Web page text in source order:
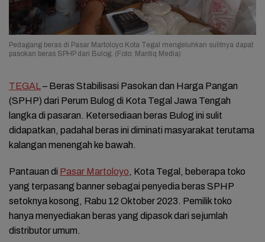
Pedagang beras di Pasar Martoloyo Kota Tegal mengeluhkan sulitnya dapat
pasokan beras SPHP dari Bulog. (Foto: Mantiq Media)
TEGAL– Beras Stabilisasi Pasokan dan Harga Pangan
(SPHP) dari Perum Bulog di Kota Tegal Jawa Tengah
langka di pasaran. Ketersediaan beras Bulog ini sulit
didapatkan, padahal beras ini diminati masyarakat terutama
kalangan menengah ke bawah.
Pantauan di Pasar Martoloyo, Kota Tegal, beberapa toko
yang terpasang banner sebagai penyedia beras SPHP
setoknya kosong, Rabu 12 Oktober 2023. Pemilik toko
hanya menyediakan beras yang dipasok dari sejumlah
distributor umum.